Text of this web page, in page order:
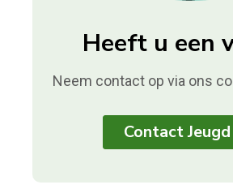
Heeft u een
Neem contact op via ons
Contact Jeugd